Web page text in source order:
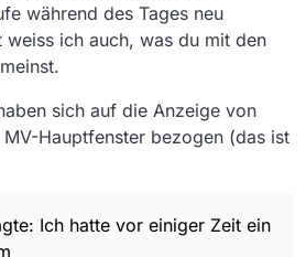
vor einiger Zeit ein
warum mir ein Film als
angezeigt wurde - und da passte es
bei diesem Eintrag ein “true” in der
das für mich logisch
hab dann nicht weitergesucht - war
die Ursache für das anscheinend
während des Tages neu
ich auch, was du mit den
sich auf die Anzeige von
MV-Hauptfenster bezogen (das ist
Ich hatte vor einiger Zeit ein